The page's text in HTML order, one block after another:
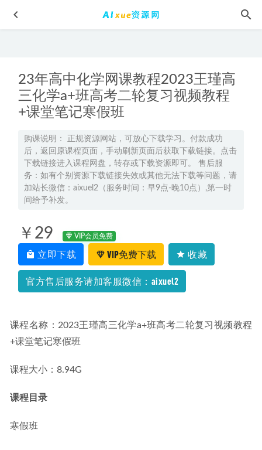
23年高中化学网课教程2023王瑾高
三化学a+班高考二轮复习视频教程
+课堂笔记寒假班
购课说明： 正规资源网站，可放心下载学习。付款成功
后，返回原课程页面，手动刷新页面后获取下载链接。点击
下载链接进入课程网盘，转存或下载资源即可。 售后服
务：如有个别资源下载链接失效或其他无法下载等问题，请
加站长微信：aixuel2（服务时间：早9点-晚10点）,第一时
间给予补发。
￥29 VIP会员免费
立即下载 VIP免费下载 收藏
官方售后服务请加客服微信：aixuel2
课程名称：2023王瑾高三化学a+班高考二轮复习视频教程
+课堂笔记寒假班
课程大小：8.94G
课程目录
寒假班
2026年李伟高三化学a+一轮复习秋季班 2025-09-20
2024田静等启航英语四级考试全程班教程 2024-04-14
2024胡源数学网课24年高考胡源高三数学一轮复习视频教程
（暑假班+秋季班+知识视频） 2023-12-23
王群高中地理网课2024王群高二地理寒假班教程
2023高考押题试题讲义电子版全套2023河北省五个一名校联
盟高三摸底考试 2023-04-20